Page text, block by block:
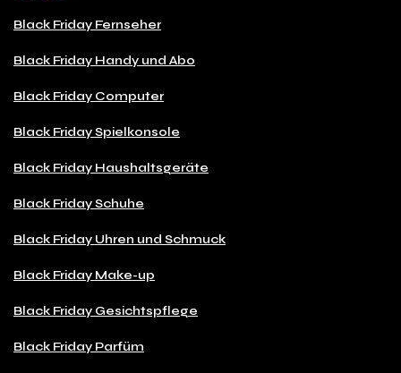
Black Friday Fernseher
Black Friday Handy und Abo
Black Friday Computer
Black Friday Spielkonsole
Black Friday Haushaltsgeräte
Black Friday Schuhe
Black Friday Uhren und Schmuck
Black Friday Make-up
Black Friday Gesichtspflege
Black Friday Parfüm